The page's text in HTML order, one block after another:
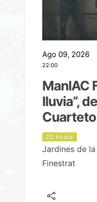
Ago 09, 2026
22:00
ManIAC
lluvia”,
Cuarteto
22 hours
Jardines de
Finestrat